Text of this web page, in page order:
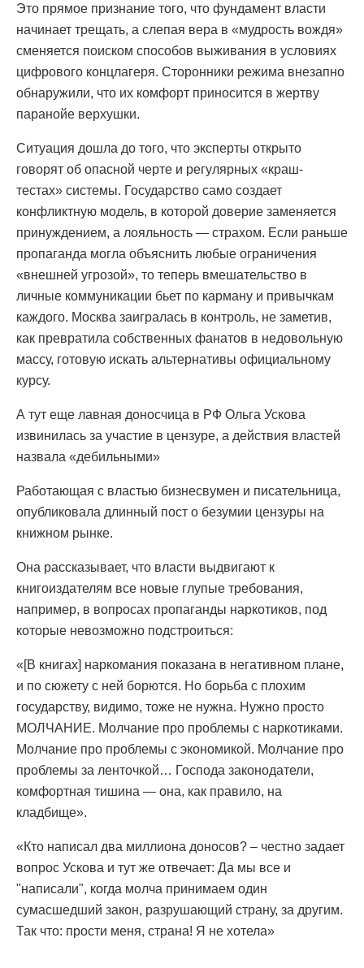
Это прямое признание того, что фундамент власти
начинает трещать, а слепая вера в «мудрость вождя»
сменяется поиском способов выживания в условиях
цифрового концлагеря. Сторонники режима внезапно
обнаружили, что их комфорт приносится в жертву
паранойе верхушки.
Ситуация дошла до того, что эксперты открыто
говорят об опасной черте и регулярных «краш-
тестах» системы. Государство само создает
конфликтную модель, в которой доверие заменяется
принуждением, а лояльность — страхом. Если раньше
пропаганда могла объяснить любые ограничения
«внешней угрозой», то теперь вмешательство в
личные коммуникации бьет по карману и привычкам
каждого. Москва заигралась в контроль, не заметив,
как превратила собственных фанатов в недовольную
массу, готовую искать альтернативы официальному
курсу.
А тут еще лавная доносчица в РФ Ольга Ускова
извинилась за участие в цензуре, а действия властей
назвала «дебильными»
Работающая с властью бизнесвумен и писательница,
опубликовала длинный пост о безумии цензуры на
книжном рынке.
Она рассказывает, что власти выдвигают к
книгоиздателям все новые глупые требования,
например, в вопросах пропаганды наркотиков, под
которые невозможно подстроиться:
«[В книгах] наркомания показана в негативном плане,
и по сюжету с ней борются. Но борьба с плохим
государству, видимо, тоже не нужна. Нужно просто
МОЛЧАНИЕ. Молчание про проблемы с наркотиками.
Молчание про проблемы с экономикой. Молчание про
проблемы за ленточкой… Господа законодатели,
комфортная тишина — она, как правило, на
кладбище».
«Кто написал два миллиона доносов? – честно задает
вопрос Ускова и тут же отвечает: Да мы все и
"написали", когда молча принимаем один
сумасшедший закон, разрушающий страну, за другим.
Так что: прости меня, страна! Я не хотела»